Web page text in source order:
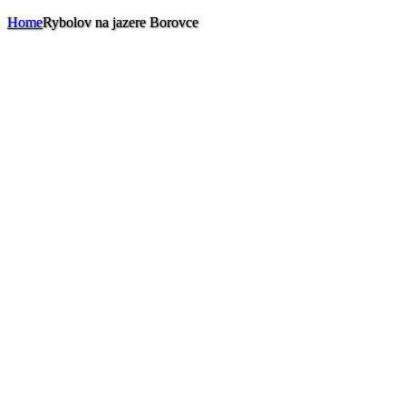
HomeRybolov na jazere Borovce